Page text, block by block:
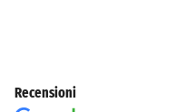
Recensioni